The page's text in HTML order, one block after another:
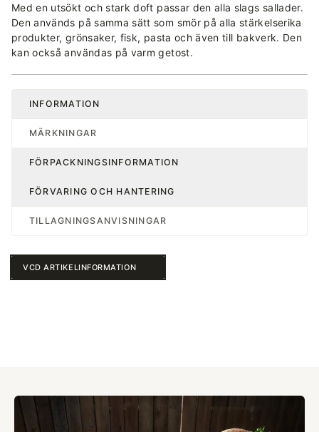
Med en utsökt och stark doft passar den alla slags sallader.
Den används på samma sätt som smör på alla stärkelserika
produkter, grönsaker, fisk, pasta och även till bakverk. Den
kan också användas på varm getost.
INFORMATION
MÄRKNINGAR
FÖRPACKNINGSINFORMATION
FÖRVARING OCH HANTERING
TILLAGNINGSANVISNINGAR
VCD ARTIKELINFORMATION